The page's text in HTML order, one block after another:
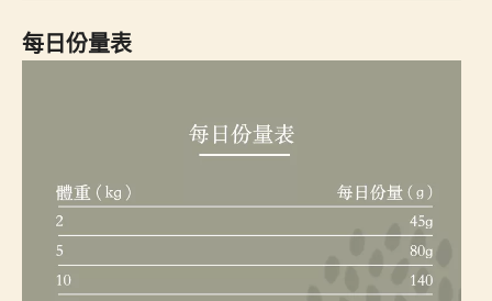
每日份量表